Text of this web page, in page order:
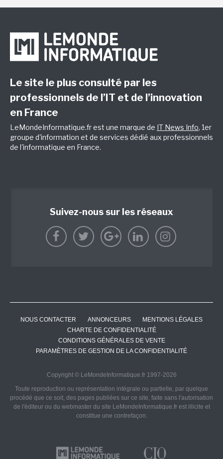
Le site le plus consulté par les
professionnels de l’IT et de l’innovation
en France
LeMondeInformatique.fr est une marque de IT News Info, 1er
groupe d'information et de services dédié aux professionnels
de l'informatique en France.
Suivez-nous sur les réseaux
NOUS CONTACTER ANNONCEURS
MENTIONS LÉGALES
CHARTE DE CONFIDENTIALITÉ
CONDITIONS GÉNÉRALES DE VENTE
PARAMÈTRES DE GESTION DE LA CONFIDENTIALITÉ
Copyright © LeMondeInformatique.fr 1997-2026
Toute reproduction ou représentation intégrale ou partielle, par quelque
procédé que ce soit, des pages publiées sur ce site, faite sans l'autorisation
de l'éditeur ou du webmaster du site LeMondeInformatique.fr est illicite et
constitue une contrefaçon.